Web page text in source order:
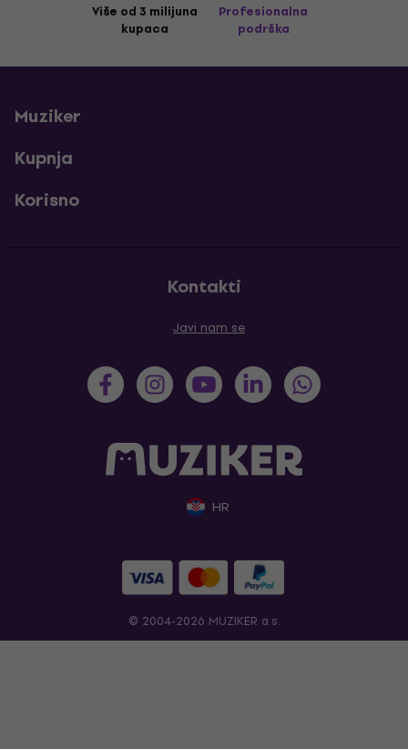
Više od 3 milijuna
kupaca
Profesionalna
podrška
Muziker
Kupnja
Korisno
Kontakti
Javi nam se
HR
© 2004-2026 MUZIKER a.s.